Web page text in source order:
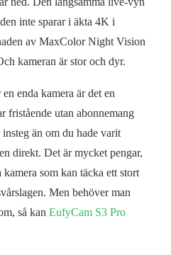
inte sparar i äkta 4K i
av MaxColor Night Vision
kameran är stor och dyr.
enda kamera är det en
fristående utan abonnemang
än om du hade varit
direkt. Det är mycket pengar,
som kan täcka ett stort
Men behöver man
så kan EufyCam S3 Pro